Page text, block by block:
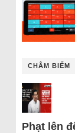
CHÂM BIẾM
Phạt lên